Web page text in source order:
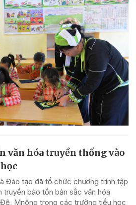
văn hóa truyền thống vào
Đào tạo đã tổ chức chương trình tập
truyền bảo tồn bản sắc văn hóa
Mnông trong các trường tiểu học